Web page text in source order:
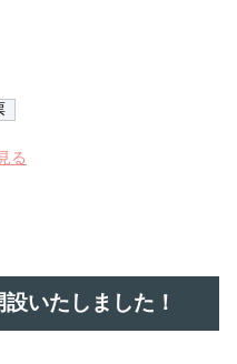
る
いたしました！